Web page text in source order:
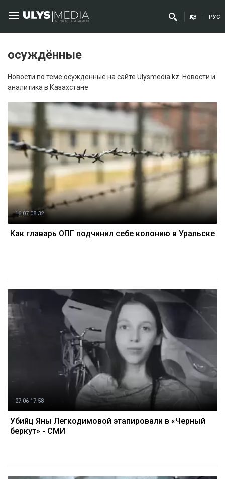
ҚАЗ РУС
осуждённые
Новости по теме осуждённые на сайте Ulysmedia.kz: Новости и
аналитика в Казахстане
16.07 08:32
Как главарь ОПГ подчинил себе колонию в Уральске
27.06 17:58
Убийц Яны Легкодимовой этапировали в «Черный
беркут» - СМИ